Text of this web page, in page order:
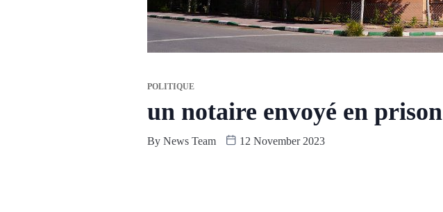
POLITIQUE
un notaire envoyé en prison
By News Team 12 November 2023